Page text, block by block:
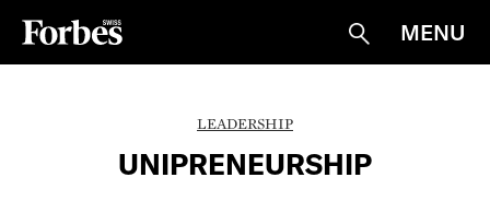
Suche
MENU
LEADERSHIP
UNIPRENEURSHIP